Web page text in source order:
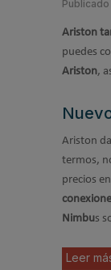
Publicado
Ariston
puedes
Ariston,
Ariston
termos,
precios
Nimbus
Leer